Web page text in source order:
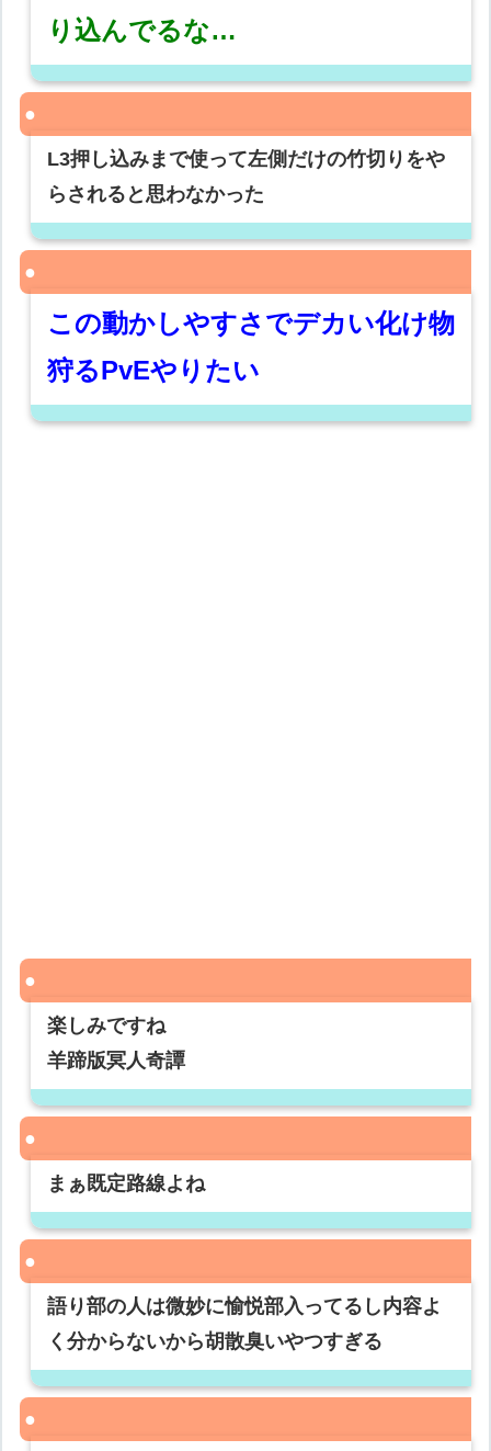
り込んでるな…
L3押し込みまで使って左側だけの竹切りをや
らされると思わなかった
この動かしやすさでデカい化け物
狩るPvEやりたい
楽しみですね
羊蹄版冥人奇譚
まぁ既定路線よね
語り部の人は微妙に愉悦部入ってるし内容よ
く分からないから胡散臭いやつすぎる